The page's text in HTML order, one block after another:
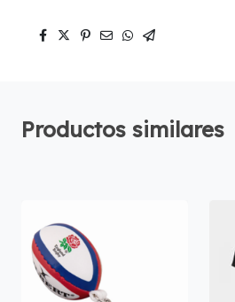
Productos similares